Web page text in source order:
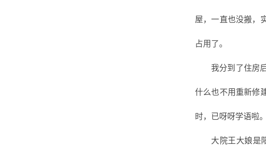
屋，一直也没搬，
占用了。
我分到了住房
什么也不用重新修
时，已呀呀学语啦
大院王大娘是